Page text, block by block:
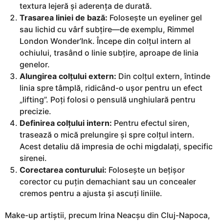
textura lejeră și aderența de durată.
Trasarea liniei de bază: Folosește un eyeliner gel
sau lichid cu vârf subțire—de exemplu, Rimmel
London Wonder’Ink. Începe din colțul intern al
ochiului, trasând o linie subțire, aproape de linia
genelor.
Alungirea colțului extern: Din colțul extern, întinde
linia spre tâmplă, ridicând-o ușor pentru un efect
„lifting”. Poți folosi o pensulă unghiulară pentru
precizie.
Definirea colțului intern: Pentru efectul siren,
trasează o mică prelungire și spre colțul intern.
Acest detaliu dă impresia de ochi migdalați, specific
sirenei.
Corectarea conturului: Folosește un bețișor
corector cu puțin demachiant sau un concealer
cremos pentru a ajusta și ascuți liniile.
Make-up artiștii, precum Irina Neacșu din Cluj-Napoca,